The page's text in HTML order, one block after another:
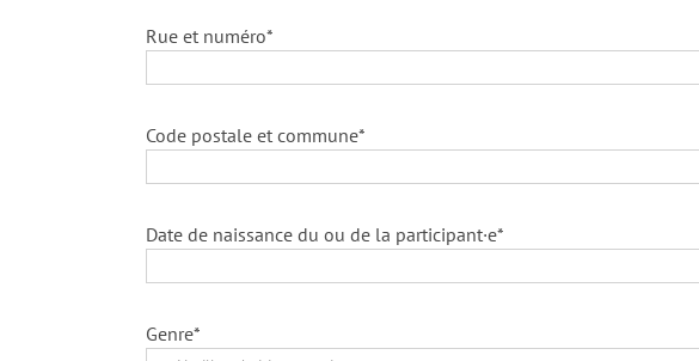
Rue et numéro*
Code postale et commune*
Date de naissance du ou de la participant·e*
Genre*